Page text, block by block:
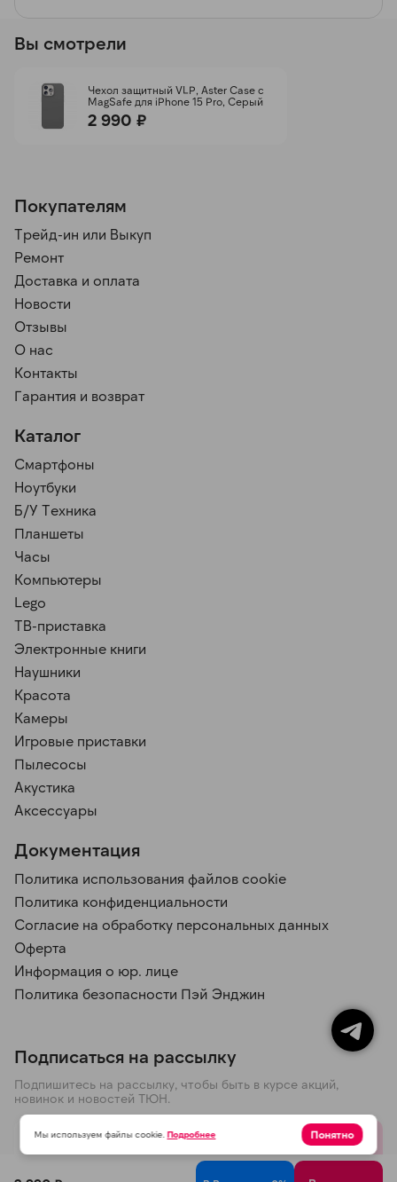
Вы смотрели
Чехол защитный VLP, Aster Case с
MagSafe для iPhone 15 Pro, Серый
2 990 ₽
Покупателям
Трейд-ин или Выкуп
Ремонт
Доставка и оплата
Новости
Отзывы
О нас
Контакты
Гарантия и возврат
Каталог
Смартфоны
Ноутбуки
Б/У Техника
Планшеты
Часы
Компьютеры
Lego
ТВ-приставка
Электронные книги
Наушники
Красота
Камеры
Игровые приставки
Пылесосы
Акустика
Аксессуары
Документация
Политика использования файлов cookie
Политика конфиденциальности
Согласие на обработку персональных данных
Оферта
Информация о юр. лице
Политика безопасности Пэй Энджин
Подписаться на рассылку
Подпишитесь на рассылку, чтобы быть в курсе акций,
новинок и новостей ТЮН.
Отправить
Мы используем файлы cookie.Подробнее Понятно